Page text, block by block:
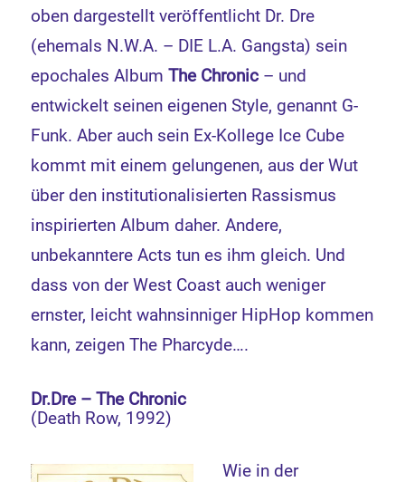
oben dargestellt veröffentlicht Dr. Dre
(ehemals N.W.A. – DIE L.A. Gangsta) sein
epochales AlbumThe Chronic – und
entwickelt seinen eigenen Style, genannt G-
Funk. Aber auch sein Ex-Kollege Ice Cube
kommt mit einem gelungenen, aus der Wut
über den institutionalisierten Rassismus
inspirierten Album daher. Andere,
unbekanntere Acts tun es ihm gleich. Und
dass von der West Coast auch weniger
ernster, leicht wahnsinniger HipHop kommen
kann, zeigen The Pharcyde….
Dr.Dre – The Chronic
(Death Row, 1992)
Wie in der